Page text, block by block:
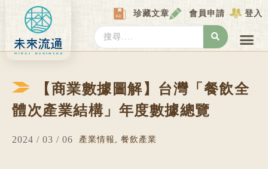
content
珍藏文章 會員申請 登入
Search
...
【商業數據圖解】台灣「餐飲全
體次產業結構」年度數據總覽
2024 / 03 / 06 產業情報 , 餐飲產業